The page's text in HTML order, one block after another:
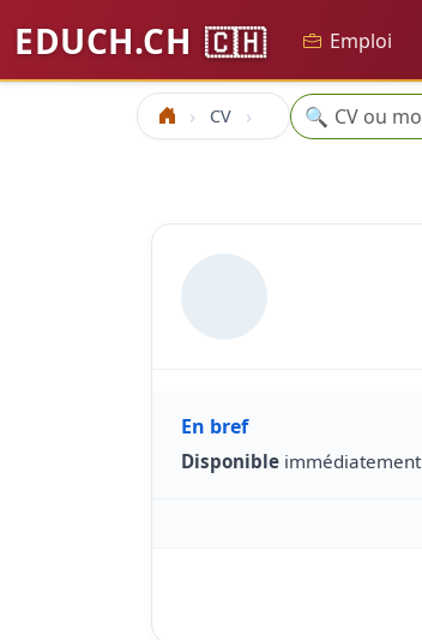
EDUCH.CH 🇨🇭 Emploi
Accueil CV Recherche
🔍
En bref
Disponible immédiatement